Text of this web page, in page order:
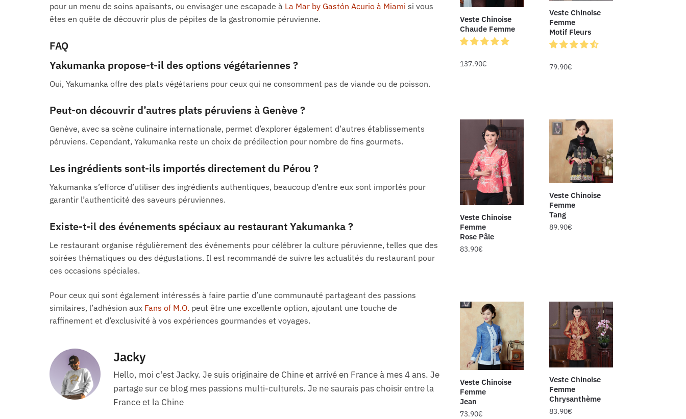
pour un menu de soins apaisants, ou envisager une escapade à La Mar by Gastón Acurio à Miami si vous
êtes en quête de découvrir plus de pépites de la gastronomie péruvienne.
FAQ
Yakumanka propose-t-il des options végétariennes ?
Oui, Yakumanka offre des plats végétariens pour ceux qui ne consomment pas de viande ou de poisson.
Peut-on découvrir d’autres plats péruviens à Genève ?
Genève, avec sa scène culinaire internationale, permet d’explorer également d’autres établissements
péruviens. Cependant, Yakumanka reste un choix de prédilection pour nombre de fins gourmets.
Les ingrédients sont-ils importés directement du Pérou ?
Yakumanka s’efforce d’utiliser des ingrédients authentiques, beaucoup d’entre eux sont importés pour
garantir l’authenticité des saveurs péruviennes.
Existe-t-il des événements spéciaux au restaurant Yakumanka ?
Le restaurant organise régulièrement des événements pour célébrer la culture péruvienne, telles que des
soirées thématiques ou des dégustations. Il est recommandé de suivre les actualités du restaurant pour
ces occasions spéciales.
Pour ceux qui sont également intéressés à faire partie d’une communauté partageant des passions
similaires, l’adhésion aux Fans of M.O. peut être une excellente option, ajoutant une touche de
raffinement et d’exclusivité à vos expériences gourmandes et voyages.
Jacky
Hello, moi c'est Jacky. Je suis originaire de Chine et arrivé en France à mes 4 ans. Je
partage sur ce blog mes passions multi-culturels. Je ne saurais pas choisir entre la
France et la Chine
Veste Chinoise
Chaude Femme
137.90€
Veste Chinoise
Femme
Motif Fleurs
79.90€
Veste Chinoise
Femme
Rose Pâle
83.90€
Veste Chinoise
Femme
Tang
89.90€
Veste Chinoise
Femme
Jean
73.90€
Veste Chinoise
Femme
Chrysanthème
83.90€